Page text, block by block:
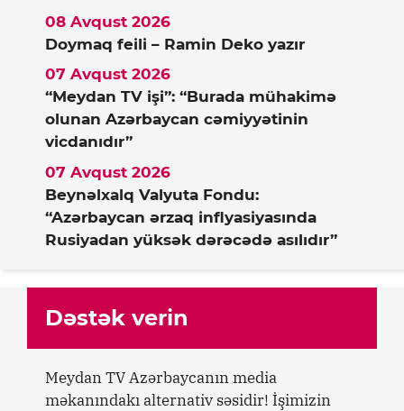
Doymaq feili – Ramin Deko yazır
08 Avqust 2026
“Meydan TV işi”: “Burada mühakimə
olunan Azərbaycan cəmiyyətinin
vicdanıdır”
07 Avqust 2026
Beynəlxalq Valyuta Fondu:
“Azərbaycan ərzaq inflyasiyasında
Rusiyadan yüksək dərəcədə asılıdır”
07 Avqust 2026
Dəstək verin
Meydan TV Azərbaycanın media
məkanındakı alternativ səsidir! İşimizin